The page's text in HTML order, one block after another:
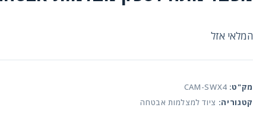
המלאי אזל
מק"ט: CAM-SWX4
קטגוריה: ציוד למצלמות אבטחה